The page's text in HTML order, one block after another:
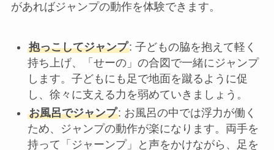
があればジャンプの動作を体験できます。
抱っこしてジャンプ: 子どもの脇を抱えて軽く
持ち上げ、「せーの」の合図で一緒にジャンプ
します。子どもにも足で地面を蹴るように促
し、徐々に支える力を弱めていきましょう。
お風呂でジャンプ: お風呂の中では浮力が働く
ため、ジャンプの動作が楽になります。両手を
持って「ジャーンプ」と声をかけながら、足を